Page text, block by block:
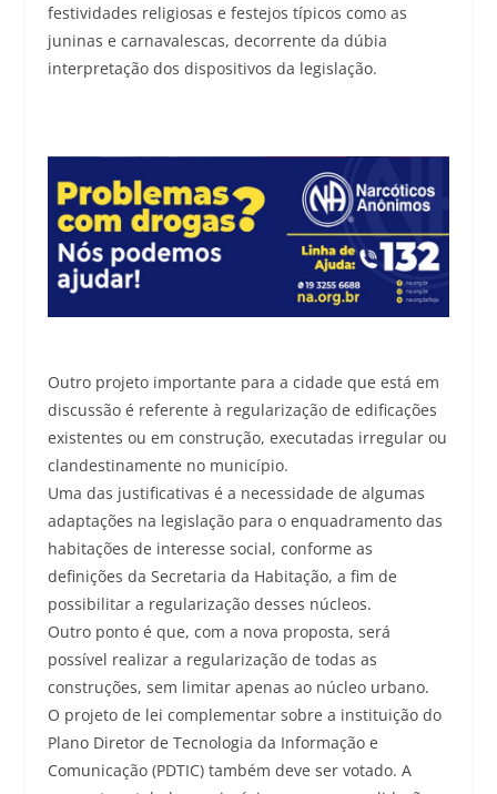
festividades religiosas e festejos típicos como as
juninas e carnavalescas, decorrente da dúbia
interpretação dos dispositivos da legislação.
Outro projeto importante para a cidade que está em
discussão é referente à regularização de edificações
existentes ou em construção, executadas irregular ou
clandestinamente no município.
Uma das justificativas é a necessidade de algumas
adaptações na legislação para o enquadramento das
habitações de interesse social, conforme as
definições da Secretaria da Habitação, a fim de
possibilitar a regularização desses núcleos.
Outro ponto é que, com a nova proposta, será
possível realizar a regularização de todas as
construções, sem limitar apenas ao núcleo urbano.
O projeto de lei complementar sobre a instituição do
Plano Diretor de Tecnologia da Informação e
Comunicação (PDTIC) também deve ser votado. A